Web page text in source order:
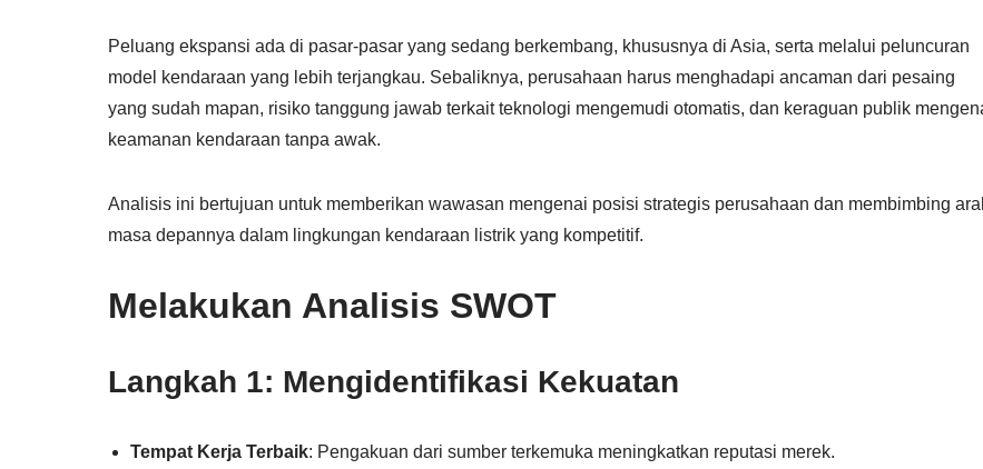
Peluang ekspansi ada di pasar-pasar yang sedang berkembang, khususnya di Asia, serta melalui peluncuran
model kendaraan yang lebih terjangkau. Sebaliknya, perusahaan harus menghadapi ancaman dari pesaing
yang sudah mapan, risiko tanggung jawab terkait teknologi mengemudi otomatis, dan keraguan publik
keamanan kendaraan tanpa awak.
Analisis ini bertujuan untuk memberikan wawasan mengenai posisi strategis perusahaan dan membimbing
masa depannya dalam lingkungan kendaraan listrik yang kompetitif.
Melakukan Analisis SWOT
Langkah 1: Mengidentifikasi Kekuatan
Tempat Kerja Terbaik: Pengakuan dari sumber terkemuka meningkatkan reputasi merek.